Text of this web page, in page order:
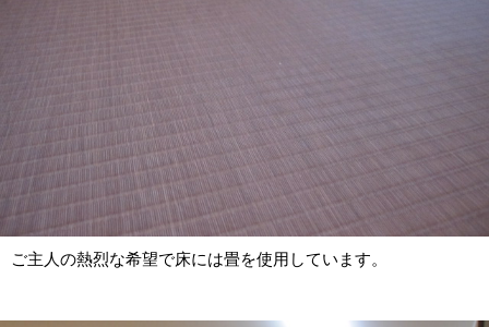
ご主人の熱烈な希望で床には畳を使用しています。